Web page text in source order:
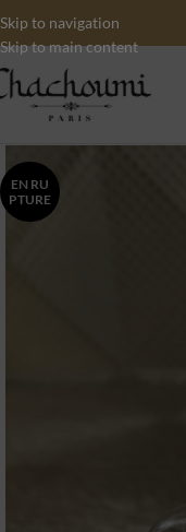
Skip to navigation
Skip to main content
EN RU
PTURE